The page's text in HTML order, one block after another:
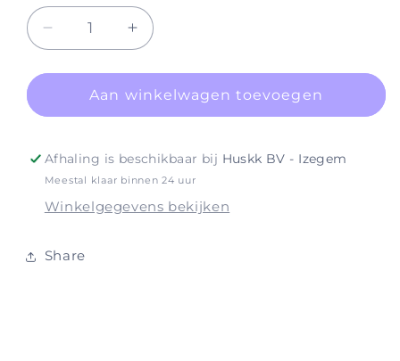
Aantal
verlagen
voor
Mirror
Aantal
verhogen
voor
Lash
Mirror
Aan winkelwagen toevoegen
Afhaling is beschikbaar bij Huskk BV - Izegem
Meestal klaar binnen 24 uur
Winkelgegevens bekijken
Share